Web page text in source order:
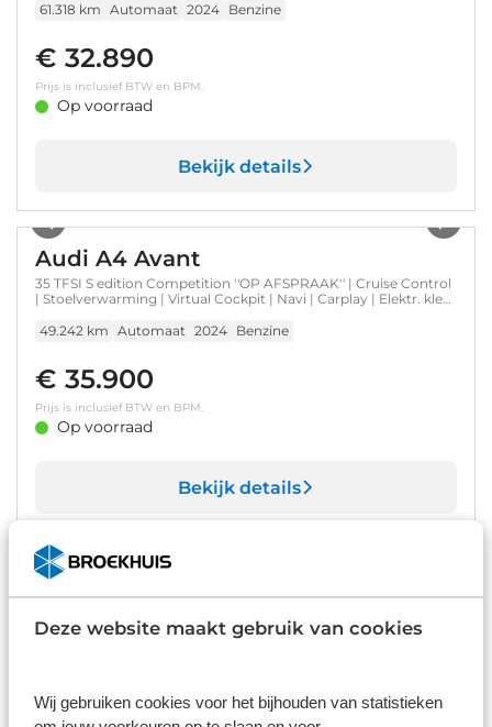
Deze website maakt gebruik van cookies
Wij gebruiken cookies voor het bijhouden van statistieken
61.318 km Automaat 2024 Benzine
€ 32.890
Prijs is inclusief BTW en BPM.
Op voorraad
Bekijk details
Audi A4 Avant
35 TFSI S edition Competition ''OP AFSPRAAK'' | Cruise Control
| Stoelverwarming | Virtual Cockpit | Navi | Carplay | Elektr. klep
49.242 km Automaat 2024 Benzine
€ 35.900
Prijs is inclusief BTW en BPM.
Op voorraad
Bekijk details
Audi A4 Avant
adaptief | Navigatie | Clima | Elektrisch bedienbare achterklep |
Apple carplay/android auto | Cruise control adaptief met
€ 26.900